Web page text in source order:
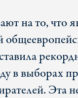
на то, что
в выборах
Эта